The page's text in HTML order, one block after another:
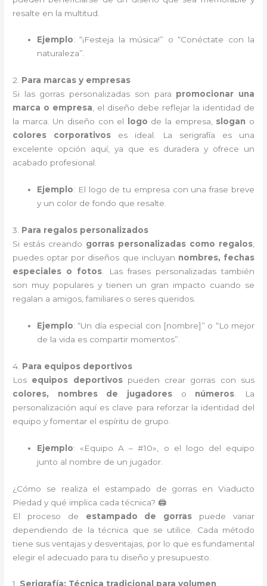
resalte en la multitud.
Ejemplo: “¡Festeja la música!” o “Conéctate con la
naturaleza”.
2. Para marcas y empresas
Si las gorras personalizadas son para promocionar una
marca o empresa, el diseño debe reflejar la identidad de
la marca. Un diseño con el
logo de la empresa, slogan o
colores corporativos es ideal. La serigrafía es una
excelente opción aquí, ya que es duradera y ofrece un
acabado profesional.
Ejemplo: El logo de tu empresa con una frase breve
y un color de fondo que resalte.
3. Para regalos personalizados
Si estás creando gorras personalizadas como regalos,
puedes optar por diseños que incluyan nombres, fechas
especiales o fotos . Las frases personalizadas también
son muy populares y tienen un gran impacto cuando se
regalan a amigos, familiares o seres queridos.
Ejemplo: “Un día especial con [nombre]” o “Lo mejor
de la vida es compartir momentos”.
4. Para equipos deportivos
Los equipos deportivospueden crear gorras con sus
colores, nombres de jugadores o números . La
personalización aquí es clave para reforzar la identidad del
equipo y fomentar el espíritu de grupo.
Ejemplo: «Equipo A – #10», o el logo del equipo
junto al nombre de un jugador.
¿Cómo se realiza el estampado de gorras en Viaducto
Piedad y qué implica cada técnica? 🖨️
El proceso de estampado de gorras puede variar
dependiendo de la técnica que se utilice. Cada método
tiene sus ventajas y desventajas, por lo que es fundamental
elegir el adecuado para tu diseño y presupuesto.
1. Serigrafía: Técnica tradicional para volumen